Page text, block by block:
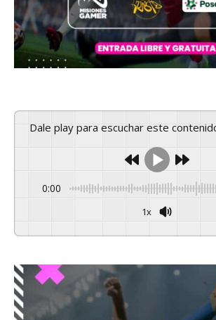
Dale play para escuchar este
0:00
1x